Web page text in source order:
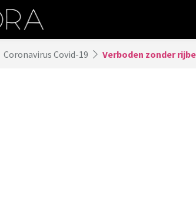
Coronavirus Covid-19 Verboden zonder